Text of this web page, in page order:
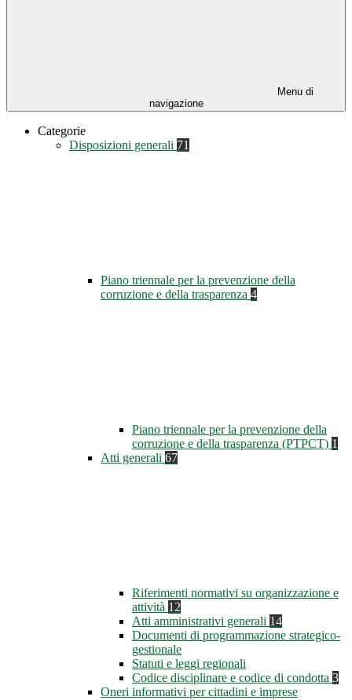
Menu di
navigazione
Categorie
Disposizioni generali 71
Piano triennale per la prevenzione della
corruzione e della trasparenza 4
Piano triennale per la prevenzione della
corruzione e della trasparenza (PTPCT) 1
Atti generali 67
Riferimenti normativi su organizzazione e
attività 12
Atti amministrativi generali 14
Documenti di programmazione strategico-
gestionale
Statuti e leggi regionali
Codice disciplinare e codice di condotta 3
Oneri informativi per cittadini e imprese